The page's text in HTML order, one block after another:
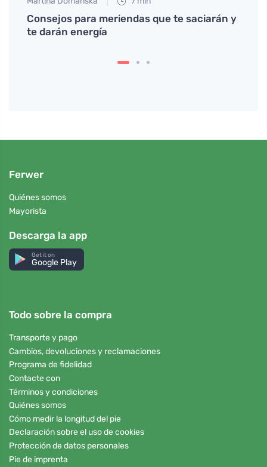
Consejos para meriendas que te saciarán y
te darán energía
Ferwer
Quiénes somos
Mayorista
Descarga la app
Get it on
Google Play
Todo sobre la compra
Transporte y pago
Cambios, devoluciones y reclamaciones
Programa de fidelidad
Contacte con
Términos y condiciones
Quiénes somos
Cómo medir la longitud del pie
Declaración sobre el uso de cookies
Protección de datos personales
Pie de imprenta